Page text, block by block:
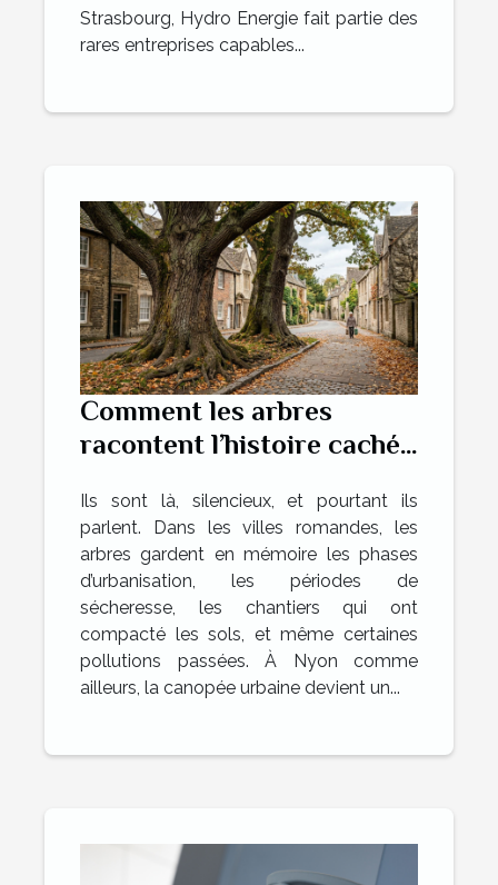
Strasbourg, Hydro Energie fait partie des
rares entreprises capables...
Comment les arbres
racontent l’histoire cachée
Ils sont là, silencieux, et pourtant ils
parlent. Dans les villes romandes, les
arbres gardent en mémoire les phases
d’urbanisation, les périodes de
sécheresse, les chantiers qui ont
compacté les sols, et même certaines
pollutions passées. À Nyon comme
ailleurs, la canopée urbaine devient un...